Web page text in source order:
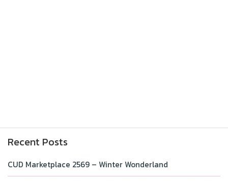
Recent Posts
CUD Marketplace 2569 – Winter Wonderland